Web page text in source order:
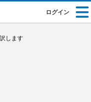
ログイン
します